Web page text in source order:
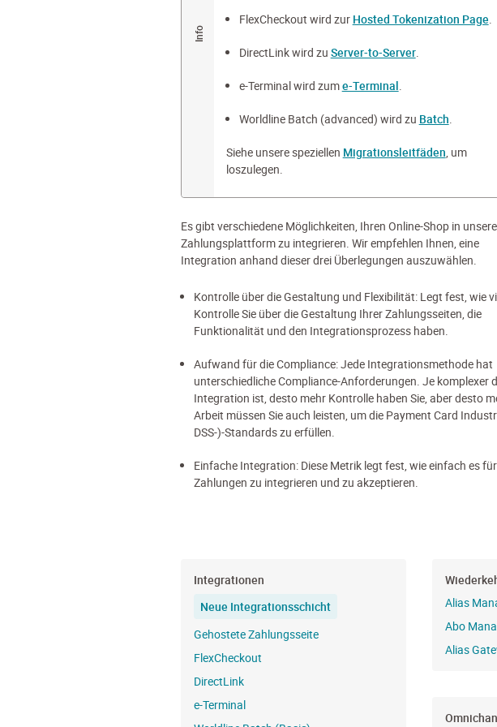
FlexCheckout wird zur Hosted Tokenization Page.
DirectLink wird zu Server-to-Server.
e-Terminal wird zume-Terminal.
Worldline Batch (advanced) wird zu Batch.
Siehe unsere speziellen Migrationsleitfäden, um
loszulegen.
Es gibt verschiedene Möglichkeiten, Ihren Online-Shop in unsere
Zahlungsplattform zu integrieren. Wir empfehlen Ihnen, eine
Integration anhand dieser drei Überlegungen auszuwählen.
Kontrolle über die Gestaltung und Flexibilität: Legt fest, wie
Kontrolle Sie über die Gestaltung Ihrer Zahlungsseiten, die
Funktionalität und den Integrationsprozess haben.
Aufwand für die Compliance: Jede Integrationsmethode hat
unterschiedliche Compliance-Anforderungen. Je komplexer
Integration ist, desto mehr Kontrolle haben Sie, aber desto
Arbeit müssen Sie auch leisten, um die Payment Card
DSS-)-Standards zu erfüllen.
Einfache Integration: Diese Metrik legt fest, wie einfach es
Zahlungen zu integrieren und zu akzeptieren.
Integrationen
Neue Integrationsschicht
Gehostete Zahlungsseite
FlexCheckout
DirectLink
e-Terminal
Alias
Abo
Alias